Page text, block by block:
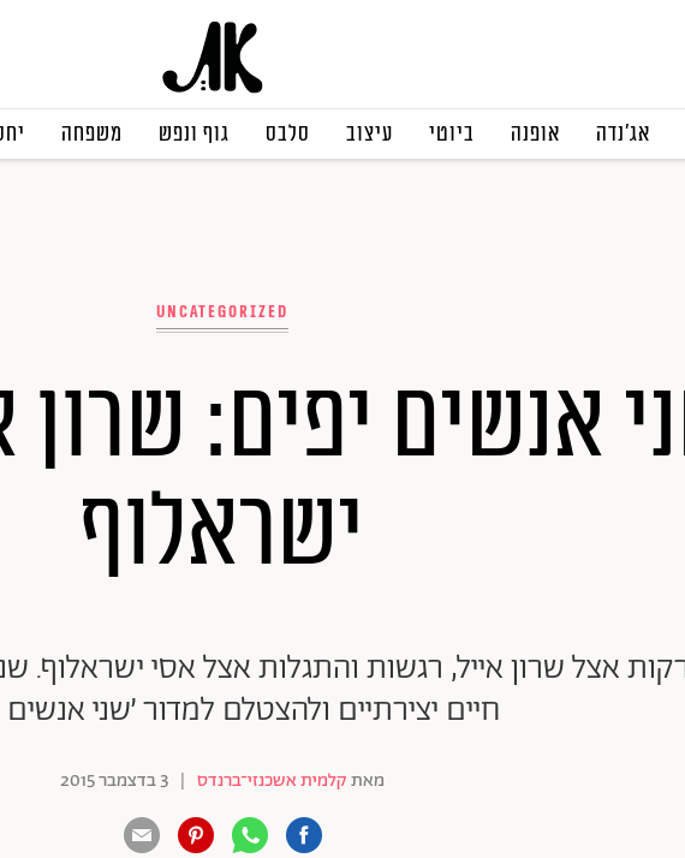
אג׳נדה אופנה ביוטי עיצוב סלבס גוף ונפש משפחה
Uncategorized
אנשים יפים: שרון
ישראלוף
אצל שרון אייל, רגשות והתגלות אצל אסי ישראלוף.
חיים יצירתיים ולהצטלם למדור ׳שני אנשים
מאתקלמית אשכנזי־ברנדס | 3 בדצמבר 2015